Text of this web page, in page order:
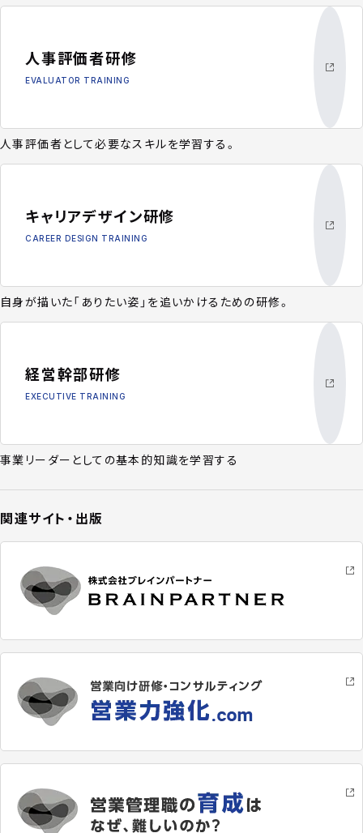
人事評価者研修
EVALUATOR TRAINING
人事評価者として必要なスキルを学習する。
キャリアデザイン研修
CAREER DESIGN TRAINING
自身が描いた「ありたい姿」を追いかけるための研修。
経営幹部研修
EXECUTIVE TRAINING
事業リーダーとしての基本的知識を学習する
関連サイト・出版